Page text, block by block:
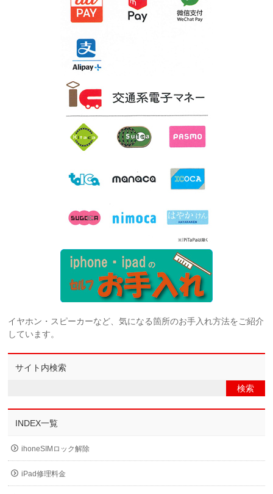
イヤホン・スピーカーなど、気になる箇所のお手入れ方法をご紹介
しています。
サイト内検索
INDEX一覧
ihoneSIMロック解除
iPad修理料金